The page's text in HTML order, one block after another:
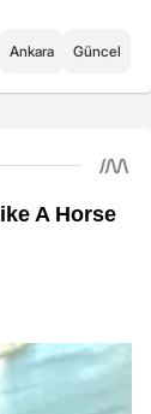
Ankara Güncel